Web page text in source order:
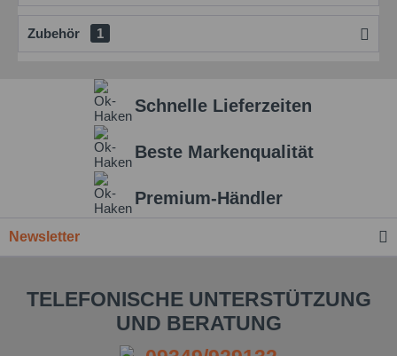
Zubehör 1
Schnelle Lieferzeiten
Beste Markenqualität
Premium-Händler
Newsletter
TELEFONISCHE UNTERSTÜTZUNG
UND BERATUNG